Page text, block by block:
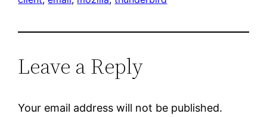
Leave a Reply
Your email address will not be published.